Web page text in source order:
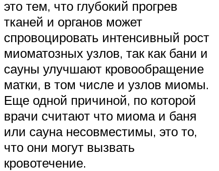
это тем, что глубокий прогрев
тканей и органов может
спровоцировать интенсивный рост
миоматозных узлов, так как бани и
сауны улучшают кровообращение
матки, в том числе и узлов миомы.
Еще одной причиной, по которой
врачи считают что миома и баня
или сауна несовместимы, это то,
что они могут вызвать
кровотечение.